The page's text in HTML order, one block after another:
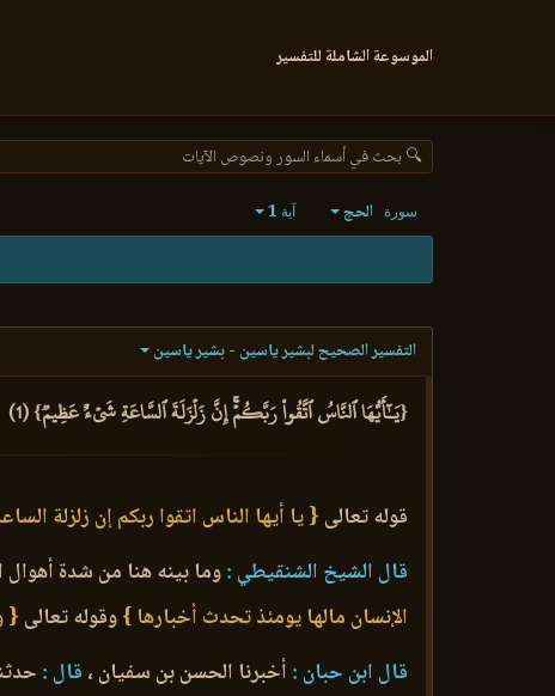
الموسوعة الشاملة للتفسير
🔍 بحث في أسماء السور ونصوص الآيات
سورة الحج آية 1
التفسير الصحيح لبشير ياسين - بشير ياسين
{يَـٰٓأَيُّهَا ٱلنَّاسُ ٱتَّقُواْ رَبَّكُمۡۚ إِنَّ زَلۡزَلَةَ ٱلسَّاعَةِ شَيۡءٌ عَظِيمٞ} (1)
قوله تعالى { يا أيها الناس اتقوا ربكم إن زلزلة
قال الشيخ الشنقيطي :وما بينه هنا من شدة أهوال
الإنسان مالها يومئذ تحدث أخبارها }وقوله تعالى {
قال ابن حبان : أخبرنا الحسن بن سفيان ، قال :